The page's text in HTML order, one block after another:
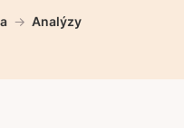
Analýzy